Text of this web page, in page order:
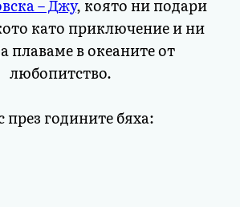
– Джу, която ни подари
като приключение и ни
плаваме в океаните от
любопитство.
през годините бяха: